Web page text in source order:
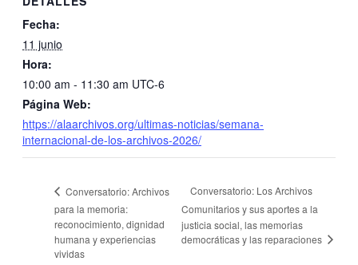
Fecha:
11 junio
Hora:
10:00 am - 11:30 am UTC-6
Página Web:
https://alaarchivos.org/ultimas-noticias/semana-
internacional-de-los-archivos-2026/
Conversatorio: Archivos
para la memoria:
reconocimiento, dignidad
humana y experiencias
vividas
Conversatorio: Los Archivos
Comunitarios y sus aportes a la
justicia social, las memorias
democráticas y las reparaciones